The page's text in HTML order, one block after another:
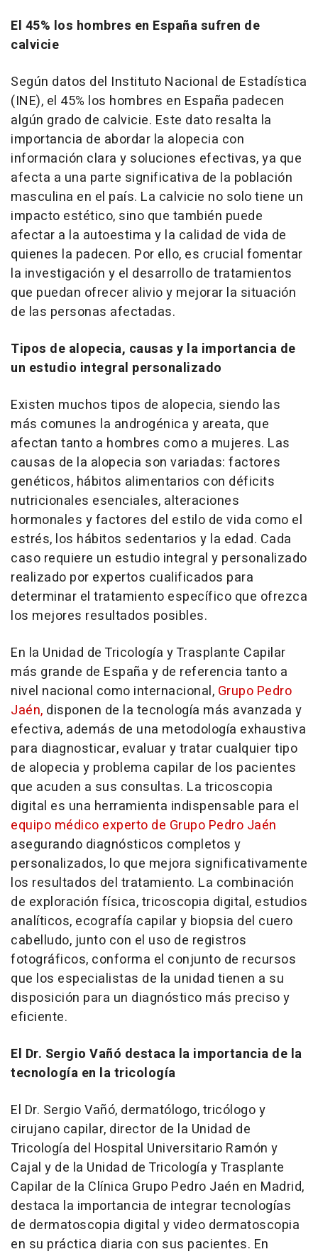
El 45% los hombres en España sufren de
calvicie
Según datos del Instituto Nacional de Estadística
(INE), el 45% los hombres en España padecen
algún grado de calvicie. Este dato resalta la
importancia de abordar la alopecia con
información clara y soluciones efectivas, ya que
afecta a una parte significativa de la población
masculina en el país. La calvicie no solo tiene un
impacto estético, sino que también puede
afectar a la autoestima y la calidad de vida de
quienes la padecen. Por ello, es crucial fomentar
la investigación y el desarrollo de tratamientos
que puedan ofrecer alivio y mejorar la situación
de las personas afectadas.
Tipos de alopecia, causas y la importancia de
un estudio integral personalizado
Existen muchos tipos de alopecia, siendo las
más comunes la androgénica y areata, que
afectan tanto a hombres como a mujeres. Las
causas de la alopecia son variadas: factores
genéticos, hábitos alimentarios con déficits
nutricionales esenciales, alteraciones
hormonales y factores del estilo de vida como el
estrés, los hábitos sedentarios y la edad. Cada
caso requiere un estudio integral y personalizado
realizado por expertos cualificados para
determinar el tratamiento específico que ofrezca
los mejores resultados posibles.
En la Unidad de Tricología y Trasplante Capilar
más grande de España y de referencia tanto a
nivel nacional como internacional, Grupo Pedro
Jaén, disponen de la tecnología más avanzada y
efectiva, además de una metodología exhaustiva
para diagnosticar, evaluar y tratar cualquier tipo
de alopecia y problema capilar de los pacientes
que acuden a sus consultas. La tricoscopia
digital es una herramienta indispensable para el
equipo médico experto de Grupo Pedro Jaén
asegurando diagnósticos completos y
personalizados, lo que mejora significativamente
los resultados del tratamiento. La combinación
de exploración física, tricoscopia digital, estudios
analíticos, ecografía capilar y biopsia del cuero
cabelludo, junto con el uso de registros
fotográficos, conforma el conjunto de recursos
que los especialistas de la unidad tienen a su
disposición para un diagnóstico más preciso y
eficiente.
El Dr. Sergio Vañó destaca la importancia de la
tecnología en la tricología
El Dr. Sergio Vañó, dermatólogo, tricólogo y
cirujano capilar, director de la Unidad de
Tricología del Hospital Universitario Ramón y
Cajal y de la Unidad de Tricología y Trasplante
Capilar de la Clínica Grupo Pedro Jaén en Madrid,
destaca la importancia de integrar tecnologías
de dermatoscopia digital y video dermatoscopia
en su práctica diaria con sus pacientes. En